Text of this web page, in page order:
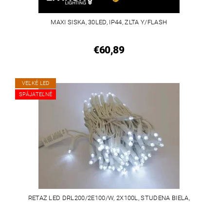
MAXI SISKA, 30LED, IP44, ZLTA Y/FLASH
€60,89
VEĽKÉ LED
SPÁJATEĽNÉ
RETAZ LED DRL200/2E100/W, 2X100L, STUDENA BIELA,